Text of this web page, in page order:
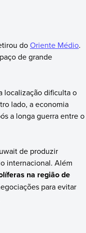
doOriente Médio.
de grande
localização dificulta o
lado, a economia
a longa guerra entre o
de produzir
internacional. Além
na região de
para evitar